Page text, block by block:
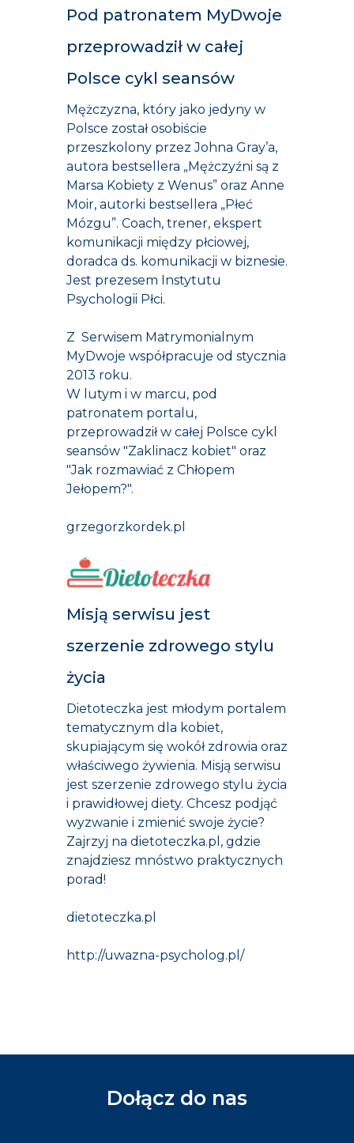
Pod patronatem MyDwoje
przeprowadził w całej
Polsce cykl seansów
Mężczyzna, który jako jedyny w
Polsce został osobiście
przeszkolony przez Johna Gray’a,
autora bestsellera „Mężczyźni są z
Marsa Kobiety z Wenus” oraz Anne
Moir, autorki bestsellera „Płeć
Mózgu”. Coach, trener, ekspert
komunikacji między płciowej,
doradca ds. komunikacji w biznesie.
Jest prezesem Instytutu
Psychologii Płci.
Z Serwisem Matrymonialnym
MyDwoje współpracuje od stycznia
2013 roku.
W lutym i w marcu, pod
patronatem portalu,
przeprowadził w całej Polsce cykl
seansów "Zaklinacz kobiet" oraz
"Jak rozmawiać z Chłopem
Jełopem?".
grzegorzkordek.pl
Misją serwisu jest
szerzenie zdrowego stylu
życia
Dietoteczka jest młodym portalem
tematycznym dla kobiet,
skupiającym się wokół zdrowia oraz
właściwego żywienia. Misją serwisu
jest szerzenie zdrowego stylu życia
i prawidłowej diety. Chcesz podjąć
wyzwanie i zmienić swoje życie?
Zajrzyj na dietoteczka.pl, gdzie
znajdziesz mnóstwo praktycznych
porad!
dietoteczka.pl
http://uwazna-psycholog.pl/
Dołącz do nas